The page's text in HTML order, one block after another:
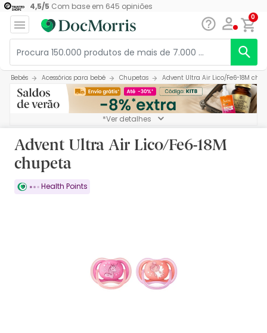
4,5/5 Com base em 645 opiniões
0
Bebés Acessórios para bebé Chupetas Advent Ultra Air Lico/Fe6-18M
*Ver detalhes
Advent Ultra Air Lico/Fe6-18M
chupeta
Health Points